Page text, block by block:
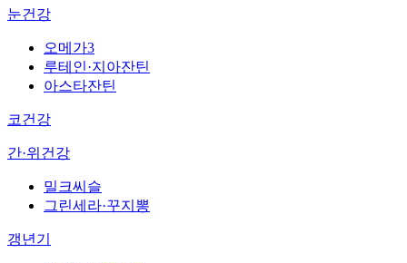
눈건강
오메가3
루테인·지아잔틴
아스타잔틴
코건강
간·위건강
밀크씨슬
그린세라·꾸지뽕
갱년기